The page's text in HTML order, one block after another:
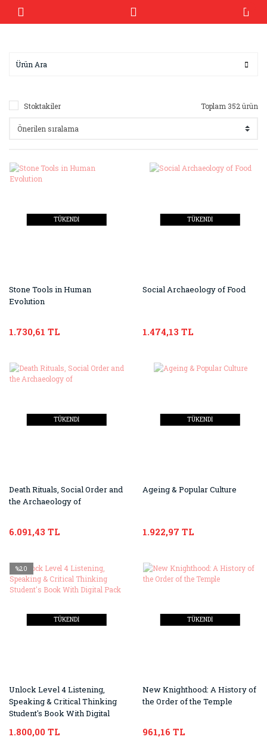
Stoktakiler Toplam 352 ürün
TÜKENDİ
Stone Tools in Human
Evolution
1.730,61 TL
TÜKENDİ
Social Archaeology of Food
1.474,13 TL
TÜKENDİ
Death Rituals, Social Order and
the Archaeology of
6.091,43 TL
TÜKENDİ
Ageing & Popular Culture
1.922,97 TL
%20
TÜKENDİ
Unlock Level 4 Listening,
Speaking & Critical Thinking
Student's Book With Digital
1.800,00 TL
TÜKENDİ
New Knighthood: A History of
the Order of the Temple
961,16 TL